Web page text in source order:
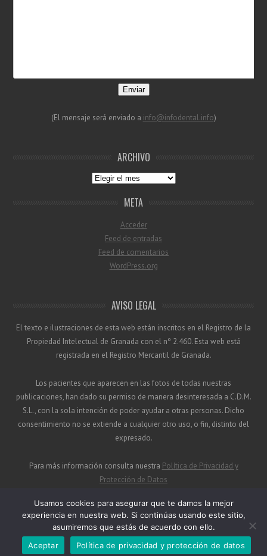
Enviar
(El mensaje será enviado a info@infodental.info)
ARCHIVO
Archivo
META
Acceder
Feed de entradas
Feed de comentarios
WordPress.org
AVISO LEGAL
El texto e ilustraciones de esta web están inscritos en el Registro de la
Propiedad Intelectual de Granada con el nº 2.460. Esta web está
registrada en el Registro Mercantil de Granada.
Los pacientes que aparecen en las fotos de todas nuestras
publicaciones, han dado su permiso de manera desinteresada a C.D.M.
S.L., con la sola intención de poder ayudar a otras personas. Dicho
consentimiento no se extiende a cualquier otro uso, o fin, distinto del
expresado.
Para más información consulta nuestra Política de Privacidad y
Protección de Datos
© 2026CDM
Tema Leaffunciona conWordPress
Usamos cookies para asegurar que te damos la mejor
experiencia en nuestra web. Si continúas usando este sitio,
asumiremos que estás de acuerdo con ello.
Aceptar
Política de privacidad y protección de datos